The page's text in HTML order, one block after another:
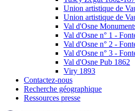
Union artistique de
Union artistique de
Val d'Osne
Val d'Osne n° 1 -
Val d'Osne n° 2 -
Val d'Osne n° 3 -
Val d'Osne Pub 1862
Viry 1893
Contactez-nous
Recherche géographique
Ressources presse